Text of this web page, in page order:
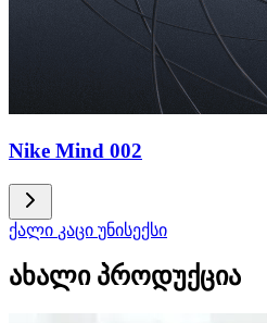
Nike Mind 002
ქალი კაცი უნისექსი
ახალი პროდუქცია